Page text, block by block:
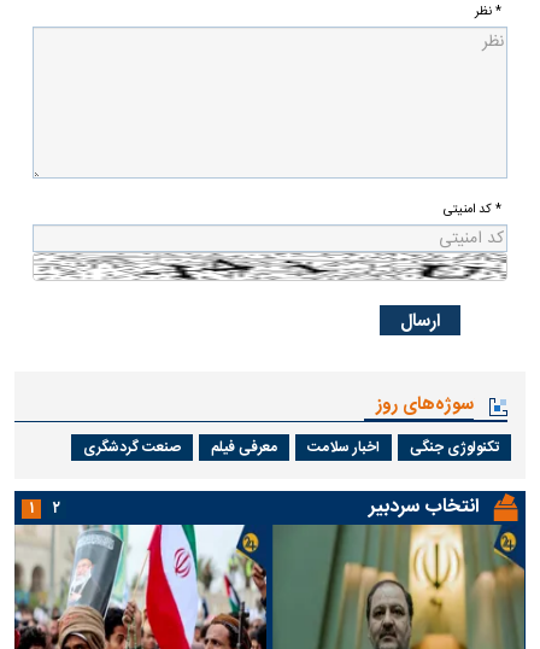
* نظر
* کد امنیتی
سوژه‌های روز
تکنولوژی جنگی اخبار سلامت معرفی فیلم صنعت گردشگری
انتخاب سردبیر ۱ ۲